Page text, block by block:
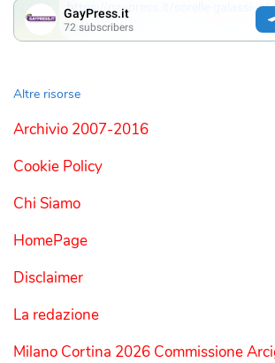
Altre risorse
Archivio 2007-2016
Cookie Policy
Chi Siamo
HomePage
Disclaimer
La redazione
Milano Cortina 2026 Commissione